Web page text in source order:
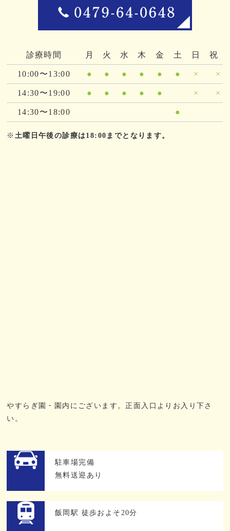
診療時間 月 火 水 木 金 土 日 祝
10:00〜13:00 ● ● ● ● ● ● × ×
14:30〜19:00 ● ● ● ● ● × ×
14:30〜18:00 ●
※ 土曜日午後の診療は18:00までとなります。
やすらぎ園・園内にございます。正面入口よりお入り下さ
い。
駐車場完備
無料送迎あり
飯岡駅 徒歩およそ20分